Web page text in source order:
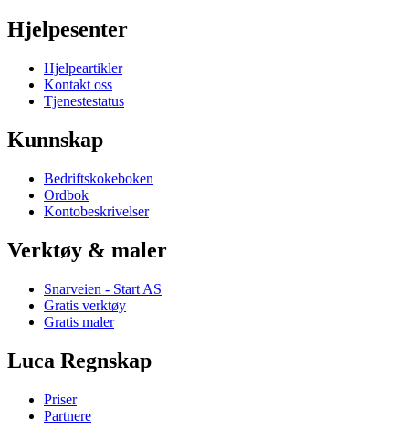
Hjelpesenter
Hjelpeartikler
Kontakt oss
Tjenestestatus
Kunnskap
Bedriftskokeboken
Ordbok
Kontobeskrivelser
Verktøy & maler
Snarveien - Start AS
Gratis verktøy
Gratis maler
Luca Regnskap
Priser
Partnere